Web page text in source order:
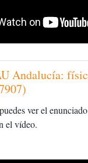
Andalucía:
ver el
el vídeo.